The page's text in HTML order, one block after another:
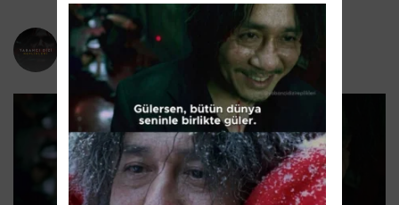
yabancidizireplikleri
Bizi instagram da takip eder misiniz?